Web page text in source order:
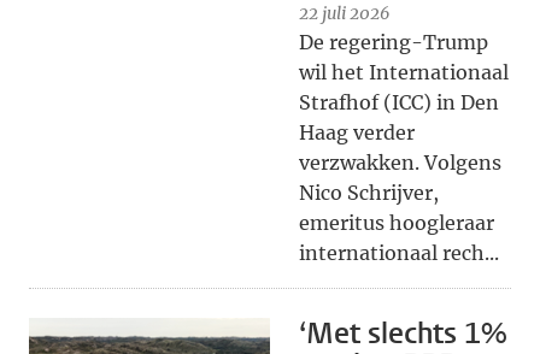
22 juli 2026
De regering-Trump
wil het Internationaal
Strafhof (ICC) in Den
Haag verder
verzwakken. Volgens
Nico Schrijver,
emeritus hoogleraar
internationaal rech...
‘Met slechts 1%